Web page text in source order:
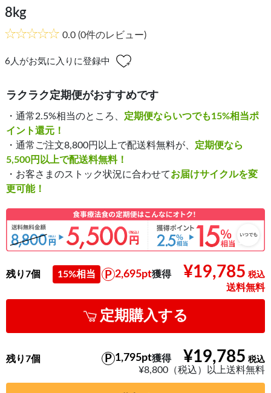
8kg
0.0 (0件のレビュー)
6 人がお気に入りに登録中
ラクラク定期便がおすすめです
・通常2.5%相当のところ、 定期便ならいつでも15%相当ポ
イント還元！
・通常ご注文8,800円以上で配送料無料が、 定期便なら
5,500円以上で配送料無料！
・お客さまのストック状況に合わせてお届けサイクルを変
更可能！
¥19,785
送料無料
15%相当 2,695pt獲得
残り7個
定期購入する
¥19,785
1,795pt獲得
¥8,800（税込）以上送料無料
残り7個